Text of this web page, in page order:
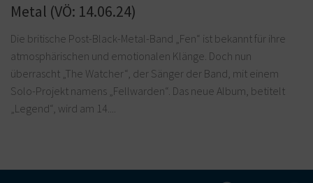
Metal (VÖ: 14.06.24)
Die britische Post-Black-Metal-Band „Fen“ ist bekannt für ihre
atmosphärischen und emotionalen Klänge. Doch nun
überrascht „The Watcher“, der Sänger der Band, mit einem
Solo-Projekt namens „Fellwarden“. Das neue Album, betitelt
„Legend“, wird am 14....